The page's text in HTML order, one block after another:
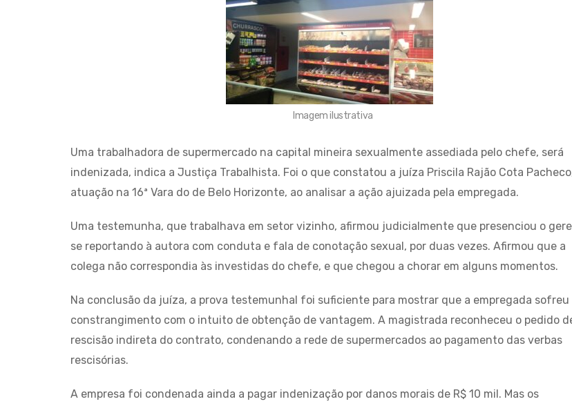
Imagem ilustrativa
Uma trabalhadora de supermercado na capital mineira sexualmente assediada pelo chefe, será
indenizada, indica a Justiça Trabalhista. Foi o que constatou a juíza Priscila Rajão Cota
atuação na 16ª Vara do de Belo Horizonte, ao analisar a ação ajuizada pela empregada.
Uma testemunha, que trabalhava em setor vizinho, afirmou judicialmente que presenciou o
se reportando à autora com conduta e fala de conotação sexual, por duas vezes. Afirmou que a
colega não correspondia às investidas do chefe, e que chegou a chorar em alguns momentos.
Na conclusão da juíza, a prova testemunhal foi suficiente para mostrar que a empregada sofreu
constrangimento com o intuito de obtenção de vantagem. A magistrada reconheceu o pedido
rescisão indireta do contrato, condenando a rede de supermercados ao pagamento das verbas
rescisórias.
A empresa foi condenada ainda a pagar indenização por danos morais de R$ 10 mil. Mas os